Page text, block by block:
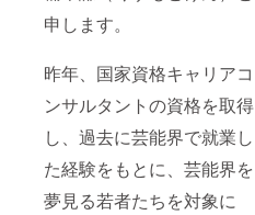
申します。
昨年、国家資格キャリアコ
ンサルタントの資格を取得
し、過去に芸能界で就業し
た経験をもとに、芸能界を
夢見る若者たちを対象に